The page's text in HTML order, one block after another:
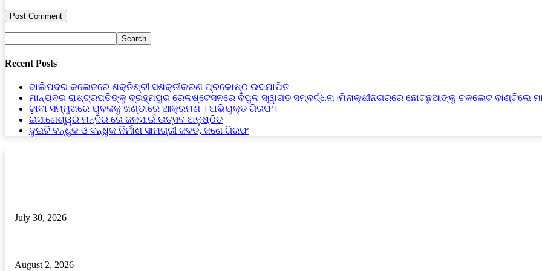
Recent Posts
ବାଲିପଦର କଲେଜରେ ଶକ୍ତିଶ୍ରୀ ସଶକ୍ତୀକରଣ ପ୍ରକୋଷ୍ଠ ଉଦଯାପିତ
ମାନ୍ୟବର ରାଷ୍ଟ୍ରପତିଙ୍କୁ ବ୍ରହ୍ମପୁର ରେଳଷ୍ଟେସନରେ ବିପୁଳ ସ୍ୱାଗତ ସମ୍ବର୍ଦ୍ଧନା।ମିନାକ୍ଷୀନଗରରେ ଛୋଟଛୁଆଙ୍କୁ ଚକଲେଟ ବାଣ୍ଟିଲେ
ଢ଼ାବା ସମ୍ମୁଖରେ ଯୁବକକୁ ଖଣ୍ଡାରେ ଆକ୍ରମଣ । ଅଭିଯୁକ୍ତ ଗିରଫ।
ଇସାଣେଶ୍ୱର ମନ୍ଦିର ରେ ଜଳସାଇଁ ଉତ୍ସବ ଅନୁଷ୍ଠିତ
ଦୁଇଟି ବନ୍ଧୁକ ଓ ବନ୍ଧୁକ ନିର୍ମାଣ ସାମଗ୍ରୀ ଜବତ, ଜଣେ ଗିରଫ
July 30, 2026
August 2, 2026